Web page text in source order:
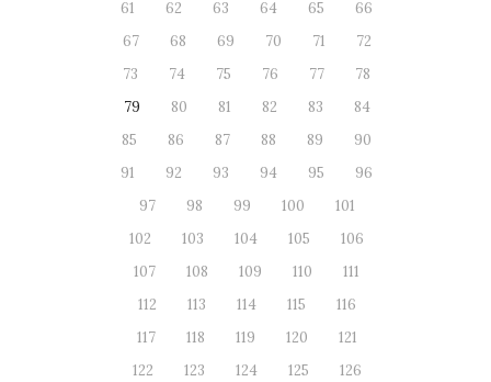
61
62 63 64 65
66
67
68 69 70 71
72
73
74 75 76 77
78
79
80 81 82 83
84
85
86 87 88 89
90
91
92 93 94 95
96
97
98 99 100
101
102
103 104 105
106
107
108 109 110
111
112
113 114 115
116
117
118 119 120
121
122
123 124 125
126